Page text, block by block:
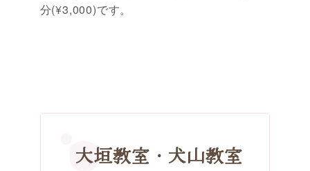
分(¥3,000)です。
大垣教室・犬山教室